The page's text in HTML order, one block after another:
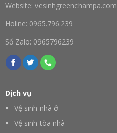
Website: vesinhgreenchampa.com
Holine: 0965.796.239
Số Zalo: 0965796239
Dịch vụ
Vệ sinh nhà ở
Vệ sinh tòa nhà